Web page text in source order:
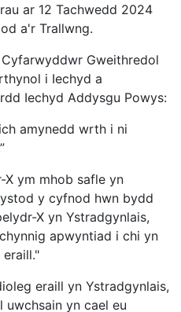
ar 12 Tachwedd 2024
a'r Trallwng.
Gweithredol
i Iechyd a
Iechyd Addysgu Powys:
amynedd wrth i ni
ym mhob safle yn
y cyfnod hwn bydd
X yn Ystradgynlais,
apwyntiad i chi yn
eraill yn Ystradgynlais,
yn cael eu